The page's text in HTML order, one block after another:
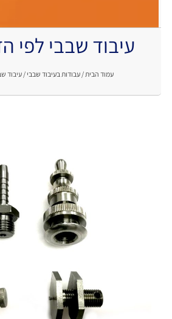
עיבוד שבבי לפי
עמוד הבית / עבודות בעיבוד שבבי / עיבוד